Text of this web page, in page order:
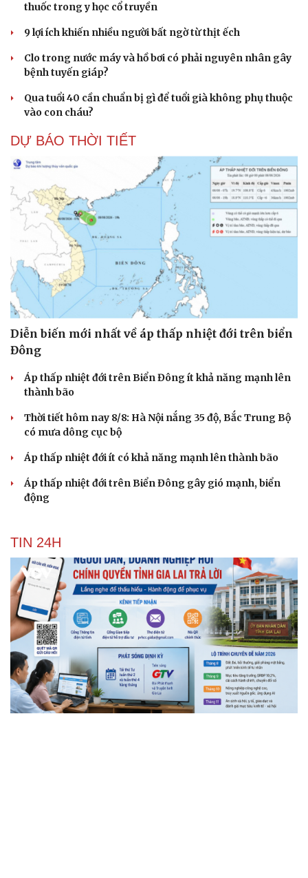
thuốc trong y học cổ truyền
9 lợi ích khiến nhiều người bất ngờ từ thịt ếch
Clo trong nước máy và hồ bơi có phải nguyên nhân gây
bệnh tuyến giáp?
Qua tuổi 40 cần chuẩn bị gì để tuổi già không phụ thuộc
vào con cháu?
DỰ BÁO THỜI TIẾT
Diễn biến mới nhất về áp thấp nhiệt đới trên biển
Đông
Áp thấp nhiệt đới trên Biển Đông ít khả năng mạnh lên
thành bão
Thời tiết hôm nay 8/8: Hà Nội nắng 35 độ, Bắc Trung Bộ
có mưa dông cục bộ
Áp thấp nhiệt đới ít có khả năng mạnh lên thành bão
Áp thấp nhiệt đới trên Biển Đông gây gió mạnh, biển
động
TIN 24H